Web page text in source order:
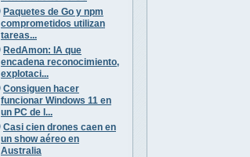
Paquetes de Go y npm
comprometidos utilizan
tareas...
RedAmon: IA que
encadena reconocimiento,
explotaci...
Consiguen hacer
funcionar Windows 11 en
un PC de l...
Casi cien drones caen en
un show aéreo en
Australia